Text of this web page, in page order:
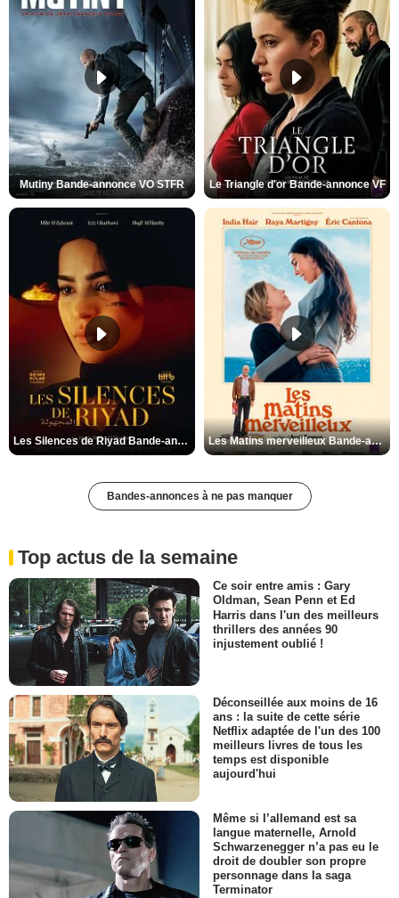
Mutiny Bande-annonce VO STFR Le Triangle d'or Bande-annonce VF
Les Silences de Riyad Bande-annonce VO STFR Les Matins merveilleux Bande-annonce VF
Bandes-annonces à ne pas manquer
Top actus de la semaine
Ce soir entre amis : Gary
Oldman, Sean Penn et Ed
Harris dans l'un des meilleurs
thrillers des années 90
injustement oublié !
Déconseillée aux moins de 16
ans : la suite de cette série
Netflix adaptée de l'un des 100
meilleurs livres de tous les
temps est disponible
aujourd'hui
Même si l’allemand est sa
langue maternelle, Arnold
Schwarzenegger n’a pas eu le
droit de doubler son propre
personnage dans la saga
Terminator